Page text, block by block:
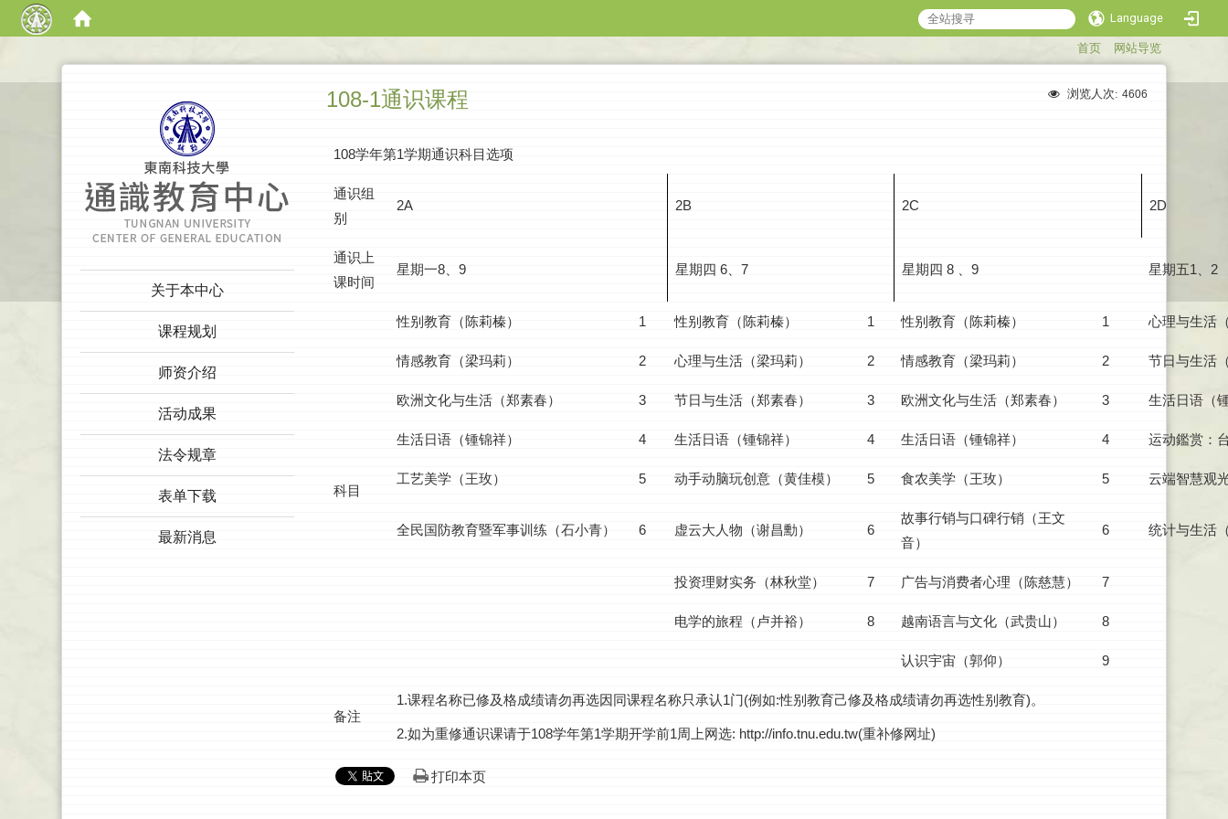
Language
首页 网站导览
关于本中心
课程规划
师资介绍
活动成果
法令规章
表单下载
最新消息
浏览人次: 4606
108-1通识课程
108学年第1学期通识科目选项
通识组
别
2A 2B 2C 2D
通识上
课时间
星期一8、9 星期四 6、7 星期四 8 、9 星期五1、2
科目
性别教育（陈莉榛） 1 性别教育（陈莉榛） 1 性别教育（陈莉榛） 1 心理与生活
情感教育（梁玛莉） 2 心理与生活（梁玛莉） 2 情感教育（梁玛莉） 2 节日与生活
欧洲文化与生活（郑素春） 3 节日与生活（郑素春） 3 欧洲文化与生活（郑素春） 3 生活日语（
生活日语（锺锦祥） 4 生活日语（锺锦祥） 4 生活日语（锺锦祥） 4 运动鑑赏：
工艺美学（王玫） 5 动手动脑玩创意（黄佳模） 5 食农美学（王玫） 5 云端智慧观
全民国防教育暨军事训练（石小青） 6 虚云大人物（谢昌勳） 6
故事行销与口碑行销（王文
音）
6 统计与生活
投资理财实务（林秋堂） 7 广告与消费者心理（陈慈慧） 7
电学的旅程（卢并裕） 8 越南语言与文化（武贵山） 8
认识宇宙（郭仰） 9
备注
1.课程名称已修及格成绩请勿再选因同课程名称只承认1门(例如:性别教育己修及格成绩请勿再选性别教育)。
2.如为重修通识课请于108学年第1学期开学前1周上网选: http://info.tnu.edu.tw(重补修网址)
打印本页